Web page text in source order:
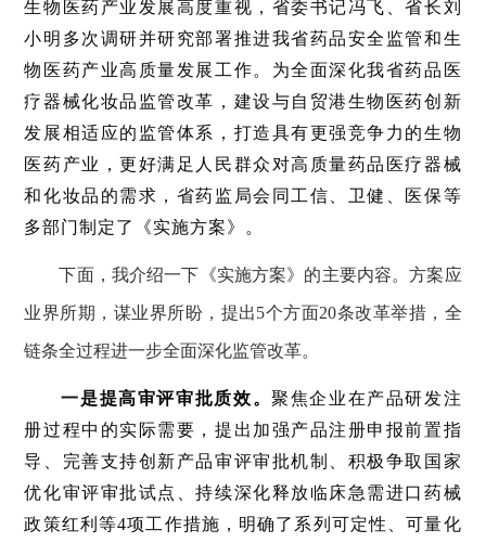
生物医药产业发展高度重视，省委书记冯飞、省长刘
小明多次调研并研究部署推进我省药品安全监管和生
物医药产业高质量发展工作。为全面深化我省药品医
疗器械化妆品监管改革，建设与自贸港生物医药创新
发展相适应的监管体系，打造具有更强竞争力的生物
医药产业，更好满足人民群众对高质量药品医疗器械
和化妆品的需求，省药监局会同工信、卫健、医保等
多部门制定了《实施方案》。
下面，我介绍一下《实施方案》的主要内容。方案应
业界所期，谋业界所盼，提出5个方面20条改革举措，全
链条全过程进一步全面深化监管改革。
一是提高审评审批质效。聚焦企业在产品研发注
册过程中的实际需要，提出加强产品注册申报前置指
导、完善支持创新产品审评审批机制、积极争取国家
优化审评审批试点、持续深化释放临床急需进口药械
政策红利等4项工作措施，明确了系列可定性、可量化